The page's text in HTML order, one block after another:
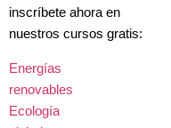
inscríbete ahora en
nuestros cursos gratis:
Energías
renovables
Ecología